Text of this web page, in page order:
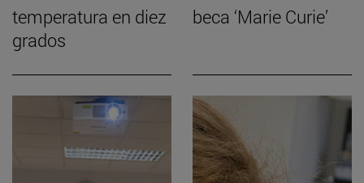
temperatura en diez
grados
beca ‘Marie Curie’